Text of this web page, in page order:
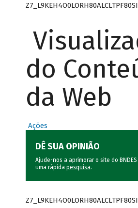
do
da Web
Ações
DÊ SUA OPINIÃO
Ajude-nos a aprimorar o site do
uma rápida pesquisa.